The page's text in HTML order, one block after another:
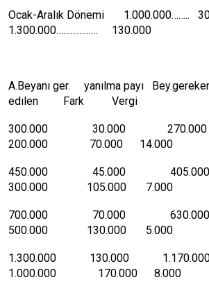
Ocak-Aralık Dönemi 1.000.000……..
1.300.000……………… 130.000
A.Beyanı ger. yanılma payı
edılen Fark Vergi
300.000 30.000
200.000 70.000 14.000
450.000 45.000
300.000 105.000 7.000
700.000 70.000
500.000 130.000 5.000
1.300.000 130.000
1.000.000 170.000 8.000